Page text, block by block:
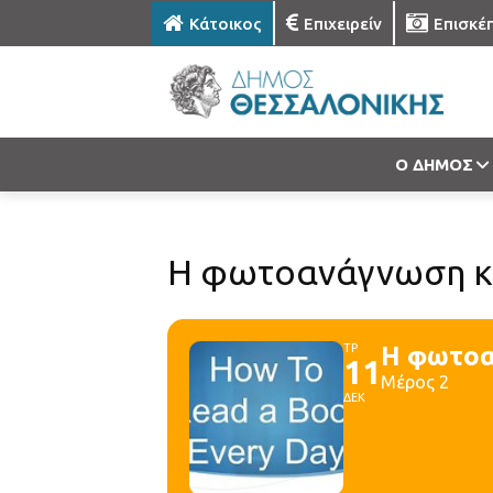
Κάτοικος Επιχειρείν
Ο ΔΗΜΟΣ
Η φωτοανάγνωση
ΤΡ
11
ΔΕΚ
Η
Μέρος 2